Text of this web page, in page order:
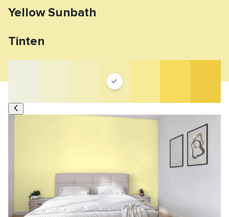
Yellow Sunbath
Tinten